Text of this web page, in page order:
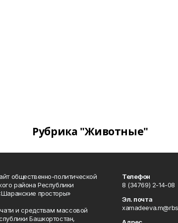
Рубрика "Животные"
общественно-политической
района Республики
просторы»
и средствам массовой
Башкортостан,
Телефон
8 (34769) 2-14-08
Эл. почта